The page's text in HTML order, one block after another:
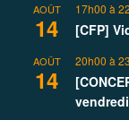
AOÛT
14
17h00 à
[CFP]
AOÛT
14
20h00 à